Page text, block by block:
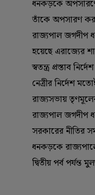
ধনকড়কে
তাঁকে অপসারণ
রাজ্যপাল জগদীপ
হয়েছে এরাজ্যের
স্বতন্ত্র প্রস্তাব
নেত্রীর নির্দেশ
রাজ্যসভায়
রাজ্যপাল জগদীপ
সরকারের নীতির
ধনকড়কে
দ্বিতীয় পর্ব